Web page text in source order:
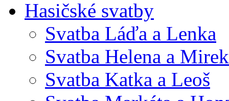
Hasičské svatby
Svatba Láďa a Lenka
Svatba Helena a Mirek
Svatba Katka a Leoš